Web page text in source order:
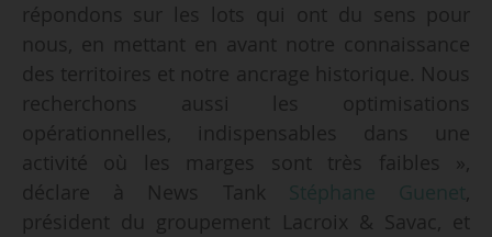
répondons sur les lots qui ont du sens pour
nous, en mettant en avant notre connaissance
des territoires et notre ancrage historique. Nous
recherchons aussi les optimisations
opérationnelles, indispensables dans une
activité où les marges sont très faibles »,
déclare à News Tank Stéphane Guenet,
président du groupement Lacroix & Savac, et